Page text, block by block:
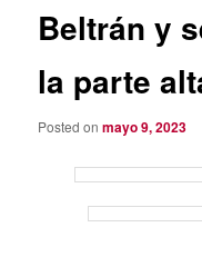
Beltrán y
la parte
Posted onmayo 9, 2023